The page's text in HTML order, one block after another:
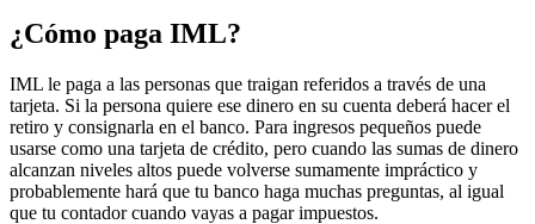
¿Cómo paga IML?
IML le paga a las personas que traigan referidos a través de una
tarjeta. Si la persona quiere ese dinero en su cuenta deberá hacer el
retiro y consignarla en el banco. Para ingresos pequeños puede
usarse como una tarjeta de crédito, pero cuando las sumas de dinero
alcanzan niveles altos puede volverse sumamente impráctico y
probablemente hará que tu banco haga muchas preguntas, al igual
que tu contador cuando vayas a pagar impuestos.